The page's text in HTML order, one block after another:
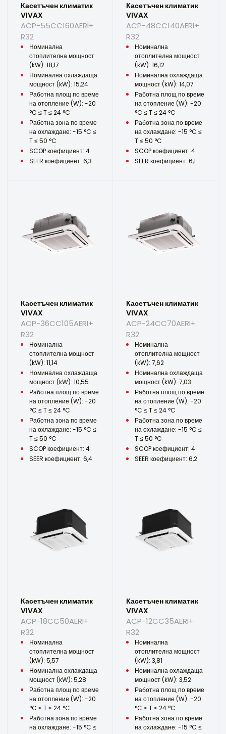
Касетъчен климатик
VIVAX
ACP-55CC160AERI+
R32
Номинална
отоплителна мощност
(kW): 18,17
Номинална охлаждаща
мощност (kW): 15,24
Работна площ по време
на отопление (W): -20
°C ≤ T ≤ 24 °C
Работна зона по време
на охлаждане: -15 °C ≤
T ≤ 50 °C
SCOP коефициент: 4
SEER коефициент: 6,3
Касетъчен климатик
VIVAX
ACP-48CC140AERI+
R32
Номинална
отоплителна мощност
(kW): 16,12
Номинална охлаждаща
мощност (kW): 14,07
Работна площ по време
на отопление (W): -20
°C ≤ T ≤ 24 °C
Работна зона по време
на охлаждане: -15 °C ≤
T ≤ 50 °C
SCOP коефициент: 4
SEER коефициент: 6,1
Касетъчен климатик
VIVAX
ACP-36CC105AERI+
R32
Номинална
отоплителна мощност
(kW): 11,14
Номинална охлаждаща
мощност (kW): 10,55
Работна площ по време
на отопление (W): -20
°C ≤ T ≤ 24 °C
Работна зона по време
на охлаждане: -15 °C ≤
T ≤ 50 °C
SCOP коефициент: 4
SEER коефициент: 6,4
Касетъчен климатик
VIVAX
ACP-24CC70AERI+
R32
Номинална
отоплителна мощност
(kW): 7,62
Номинална охлаждаща
мощност (kW): 7,03
Работна площ по време
на отопление (W): -20
°C ≤ T ≤ 24 °C
Работна зона по време
на охлаждане: -15 °C ≤
T ≤ 50 °C
SCOP коефициент: 4
SEER коефициент: 6,2
Касетъчен климатик
VIVAX
ACP-18CC50AERI+
R32
Номинална
отоплителна мощност
(kW): 5,57
Номинална охлаждаща
мощност (kW): 5,28
Работна площ по време
на отопление (W): -20
°C ≤ T ≤ 24 °C
Работна зона по време
на охлаждане: -15 °C ≤
Касетъчен климатик
VIVAX
ACP-12CC35AERI+
R32
Номинална
отоплителна мощност
(kW): 3,81
Номинална охлаждаща
мощност (kW): 3,52
Работна площ по време
на отопление (W): -20
°C ≤ T ≤ 24 °C
Работна зона по време
на охлаждане: -15 °C ≤